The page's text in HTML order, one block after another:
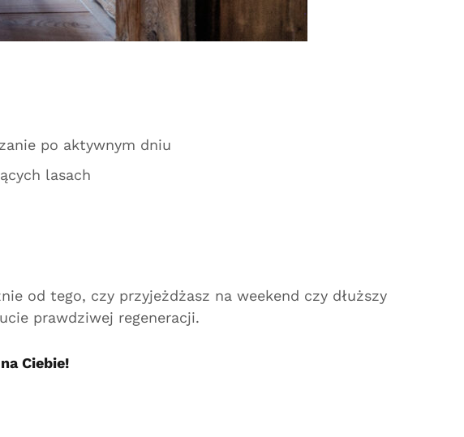
po aktywnym dniu
lasach
od tego, czy przyjeżdżasz na weekend czy dłuższy
prawdziwej regeneracji.
Ciebie!